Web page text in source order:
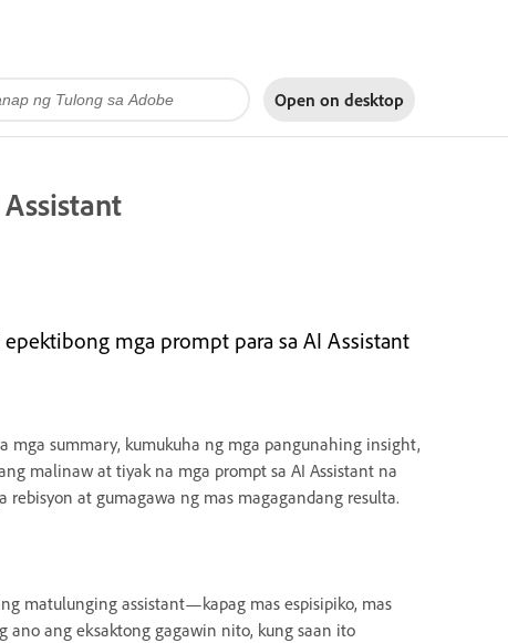
Open on desktop
mga prompt para sa AI Assistant
mga summary, kumukuha ng mga pangunahing insight,
malinaw at tiyak na mga prompt sa AI Assistant na
at gumagawa ng mas magagandang resulta.
matulunging assistant—kapag mas espisipiko, mas
ano ang eksaktong gagawin nito, kung saan ito